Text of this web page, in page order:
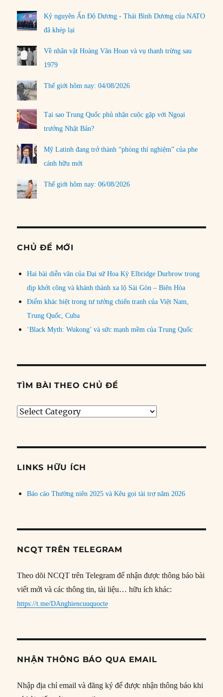
Kỷ nguyên Ấn Độ Dương - Thái Bình Dương của NATO
đã khép lại
Về nhân vật Hoàng Văn Hoan và vụ thanh trừng sau
1979
Thế giới hôm nay: 04/08/2026
Tại sao Trung Quốc phủ nhận cuộc gặp với Ngoại
trưởng Nhật Bản?
Mỹ Latinh đang trở thành “phòng thí nghiệm” của phe
cánh hữu mới
Thế giới hôm nay: 06/08/2026
CHỦ ĐỀ MỚI
Hai bài diễn văn của Đại sứ Hoa Kỳ Elbridge Durbrow trong
dịp khởi công và khánh thành xa lộ Sài Gòn – Biên Hòa
Điểm khác biệt trong tư tưởng chiến tranh của Việt Nam,
Trung Quốc, Cuba
‘Black Myth: Wukong’ và sức mạnh mềm của Trung Quốc
TÌM BÀI THEO CHỦ ĐỀ
Tìm
đề
LINKS HỮU ÍCH
Báo cáo Thường niên 2025 và Kêu gọi tài trợ năm 2026
NCQT TRÊN TELEGRAM
Theo dõi NCQT trên Telegram để nhận được thông báo bài
viết mới và các thông tin, tài liệu… hữu ích khác:
https://t.me/DAnghiencuuquocte
NHẬN THÔNG BÁO QUA EMAIL
Nhập địa chỉ email và đăng ký để được nhận thông báo khi